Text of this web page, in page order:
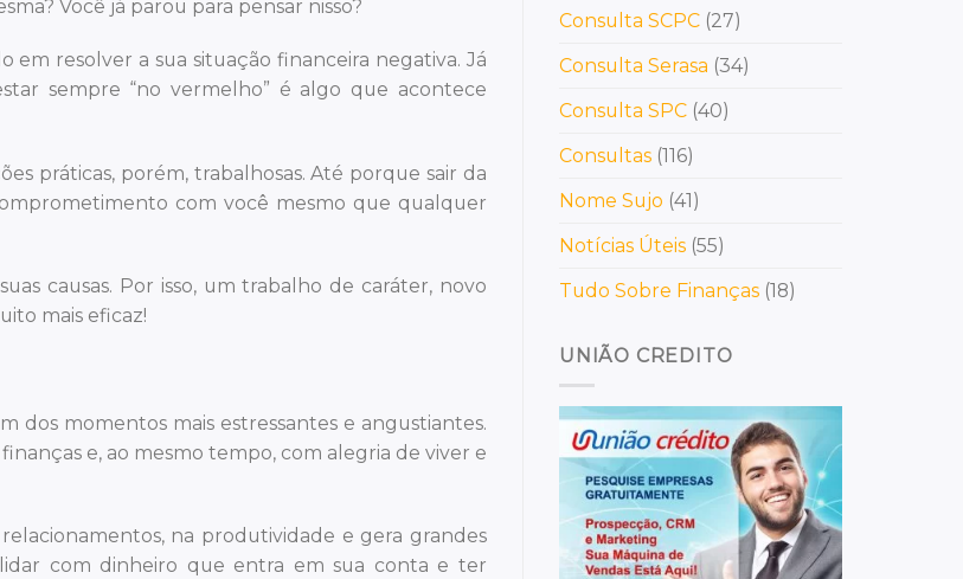
Você já parou para pensar nisso?
em resolver a sua situação financeira negativa. Já
sempre “no vermelho” é algo que acontece
práticas, porém, trabalhosas. Até porque sair da
com você mesmo que qualquer
causas. Por isso, um trabalho de caráter, novo
mais eficaz!
dos momentos mais estressantes e angustiantes.
e, ao mesmo tempo, com alegria de viver e
na produtividade e gera grandes
com dinheiro que entra em sua conta e ter
Consulta SCPC (27)
Consulta Serasa (34)
Consulta SPC (40)
Consultas (116)
Nome Sujo (41)
Notícias Úteis (55)
Tudo Sobre Finanças (18)
UNIÃO CREDITO